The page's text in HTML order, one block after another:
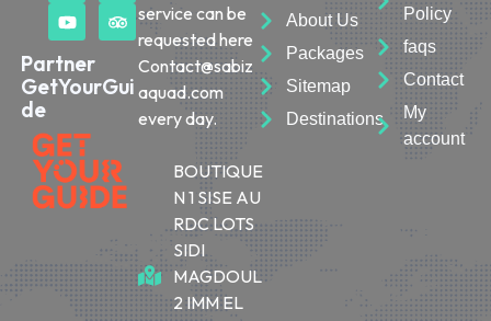
Partner
GetYourGui
de
service can be
requested here
Contact@sabiz
aquad.com
every day.
BOUTIQUE
N 1 SISE AU
RDC LOTS
SIDI
MAGDOUL
2 IMM EL
About Us
Packages
Sitemap
Destinations
Policy
faqs
Contact
My
account